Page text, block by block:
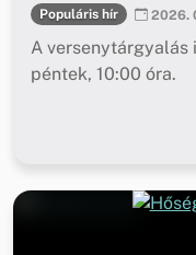
Populáris hír 2026.
A versenytárgyalás
péntek, 10:00 óra.